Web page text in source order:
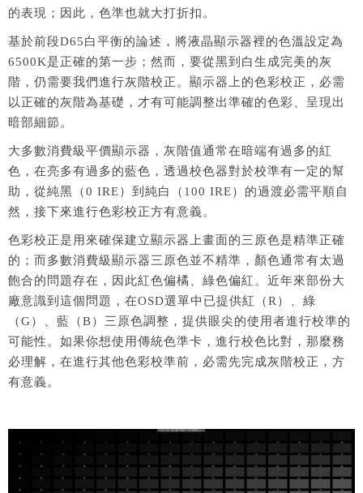
的表現；因此，色準也就大打折扣。
基於前段D65白平衡的論述，將液晶顯示器裡的色溫設定為
6500K是正確的第一步；然而，要從黑到白生成完美的灰
階，仍需要我們進行灰階校正。顯示器上的色彩校正，必需
以正確的灰階為基礎，才有可能調整出準確的色彩、呈現出
暗部細節。
大多數消費級平價顯示器，灰階值通常在暗端有過多的紅
色，在亮多有過多的藍色，透過校色器對於校準有一定的幫
助，從純黑（0 IRE）到純白（100 IRE）的過渡必需平順自
然，接下來進行色彩校正方有意義。
色彩校正是用來確保建立顯示器上畫面的三原色是精準正確
的；而多數消費級顯示器三原色並不精準，顏色通常有太過
飽合的問題存在，因此紅色偏橘、綠色偏紅。近年來部份大
廠意識到這個問題，在OSD選單中已提供紅（R）、綠
（G）、藍（B）三原色調整，提供眼尖的使用者進行校準的
可能性。如果你想使用傳統色準卡，進行校色比對，那麼務
必理解，在進行其他色彩校準前，必需先完成灰階校正，方
有意義。